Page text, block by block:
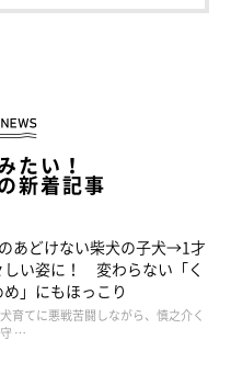
介
たい！
新着記事
あどけない柴犬の子犬→1才
しい姿に！ 変わらない「く
め」にもほっこり
育てに悪戦苦闘しながら、慎之介く
…